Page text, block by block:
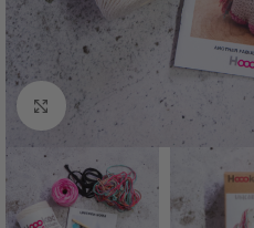
Click to enlarge